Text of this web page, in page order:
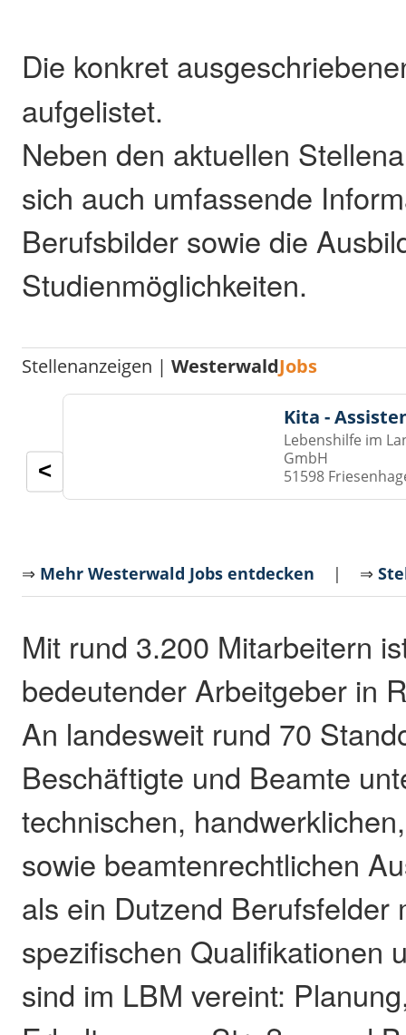
Die konkret
aufgelistet.
Neben den aktuellen
sich auch umfassende
Berufsbilder sowie die
Studienmöglichkeiten.
Stellenanzeigen |WesterwaldJobs
Kita -
Lebenshilfe im
GmbH
51598
<
⇒ Mehr Westerwald Jobs entdecken | ⇒
Mit rund 3.200 Mitarbeitern
bedeutender Arbeitgeber in
An landesweit rund 70
Beschäftigte und Beamte
technischen,
sowie beamtenrechtlichen
als ein Dutzend Berufsfelder
spezifischen Qualifikationen
sind im LBM vereint: